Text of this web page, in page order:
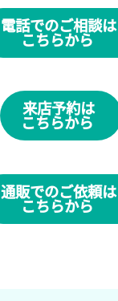
電話でのご相談は
こちらから
来店予約は
こちらから
通販でのご依頼は
こちらから